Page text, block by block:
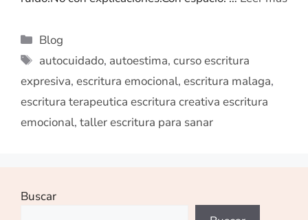
Blog
autocuidado, autoestima,curso escritura
expresiva, escritura emocional, escritura malaga,
escritura terapeutica escritura creativa escritura
emocional, taller escritura para sanar
Buscar